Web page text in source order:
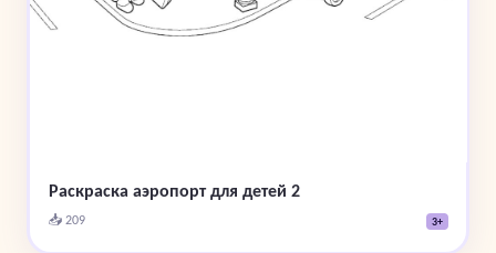
Раскраска аэропорт для детей 2
📥 209 3+